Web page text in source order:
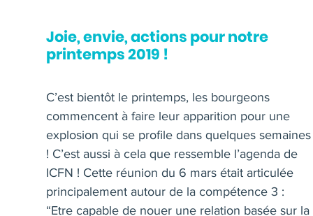
Joie, envie, actions pour notre
printemps 2019 !
C’est bientôt le printemps, les bourgeons
commencent à faire leur apparition pour une
explosion qui se profile dans quelques semaines
! C’est aussi à cela que ressemble l’agenda de
ICFN ! Cette réunion du 6 mars était articulée
principalement autour de la compétence 3 :
“Etre capable de nouer une relation basée sur la